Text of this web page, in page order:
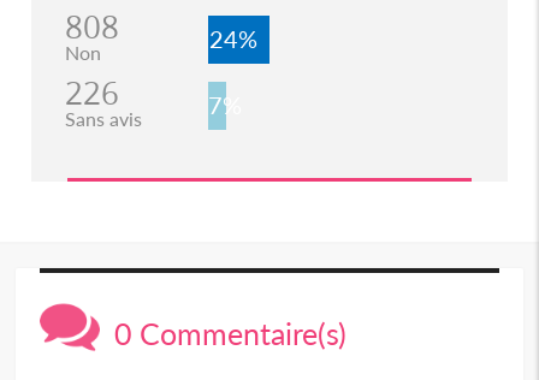
808
Non 24%
226
Sans avis 7%
0 Commentaire(s)